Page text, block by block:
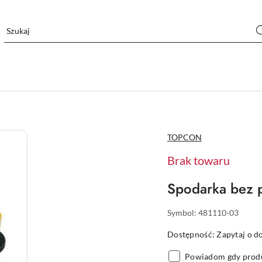
NAZWA
PRODUCENTA:
TOPCON
Brak towaru
Spodarka bez
Symbol: 481110-03
Dostępność:Zapytaj o
Powiadom gdy